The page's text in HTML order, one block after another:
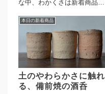
な中、わかくさは新着商品の
弘作、長方皿 ２点土の質感
をより楽しんでいただける仕
上がり発色もきれいで、使う
ほどにしっとりと微妙に変化
していくと思われま
す。・・・今日...
本日の新着商品
土のやわらかさに触れ
る、備前焼の酒呑